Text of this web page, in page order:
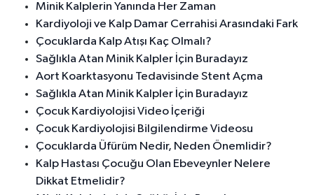
Minik Kalplerin Yanında Her Zaman
Kardiyoloji ve Kalp Damar Cerrahisi Arasındaki Fark
Çocuklarda Kalp Atışı Kaç Olmalı?
Sağlıkla Atan Minik Kalpler İçin Buradayız
Aort Koarktasyonu Tedavisinde Stent Açma
Sağlıkla Atan Minik Kalpler İçin Buradayız
Çocuk Kardiyolojisi Video İçeriği
Çocuk Kardiyolojisi Bilgilendirme Videosu
Çocuklarda Üfürüm Nedir, Neden Önemlidir?
Kalp Hastası Çocuğu Olan Ebeveynler Nelere
Dikkat Etmelidir?